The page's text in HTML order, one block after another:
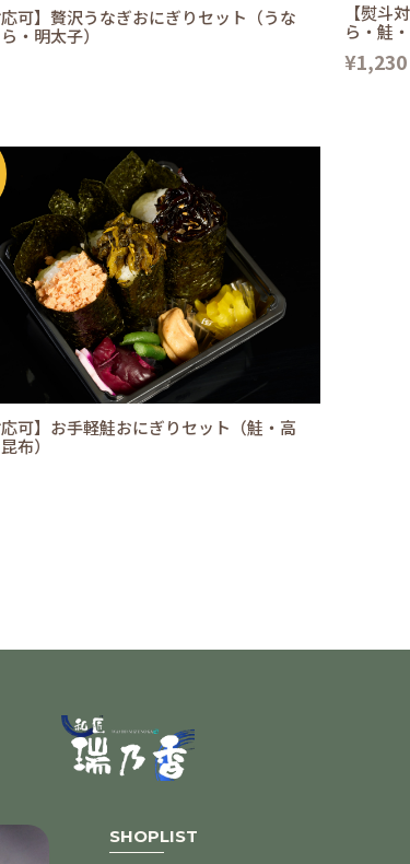
応可】贅沢うなぎおにぎりセット（うな
・明太子）
【熨斗
ら・鮭
¥1,230
応可】お手軽鮭おにぎりセット（鮭・高
布）
SHOPLIST